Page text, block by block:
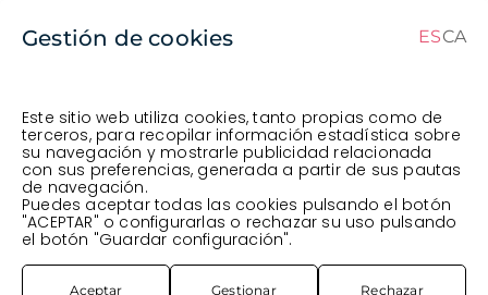
CAES
Pedido en curso (Previsto para el dia) ·
Transportista
Ver Pedido
PLANTA EXTERIOR PLANTA GINSENG
Gestión de cookies ESCA
Este sitio web utiliza cookies, tanto propias como de
terceros, para recopilar información estadística sobre
su navegación y mostrarle publicidad relacionada
con sus preferencias, generada a partir de sus pautas
de navegación.
Puedes aceptar todas las cookies pulsando el botón
"ACEPTAR" o configurarlas o rechazar su uso pulsando
el botón "Guardar configuración".
Aceptar Gestionar Rechazar